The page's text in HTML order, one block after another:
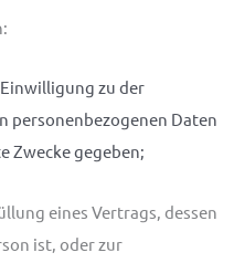
zu der
personenbezogenen Daten
Zwecke gegeben;
eines Vertrags, dessen
ist, oder zur